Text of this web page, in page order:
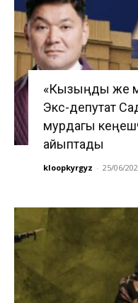
«Кызыңды же
Экс-депутат
мурдагы
айыптады
kloopkyrgyz - 25/06/